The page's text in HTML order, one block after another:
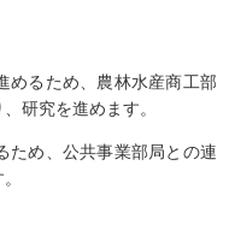
めるため、農林水産商工部
研究を進めます。
め、公共事業部局との連